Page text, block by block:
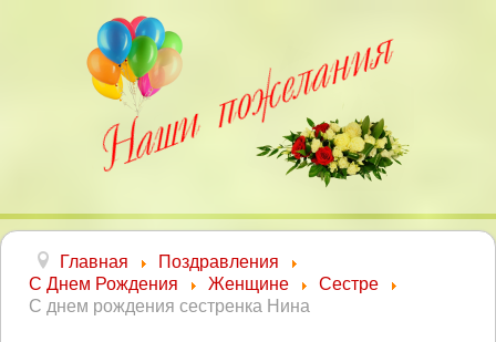
Главная
Поздравления
С Днем Рождения
Женщине
Сестре
С днем рождения сестренка Нина